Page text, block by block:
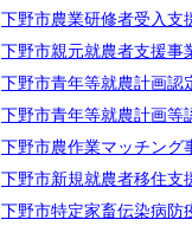
下野市農業研修者受入支
下野市親元就農者支援事
下野市青年等就農計画認
下野市青年等就農計画等
下野市農作業マッチング
下野市新規就農者移住支
下野市特定家畜伝染病防